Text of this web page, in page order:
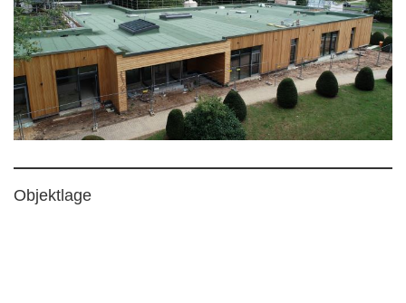
Objektlage